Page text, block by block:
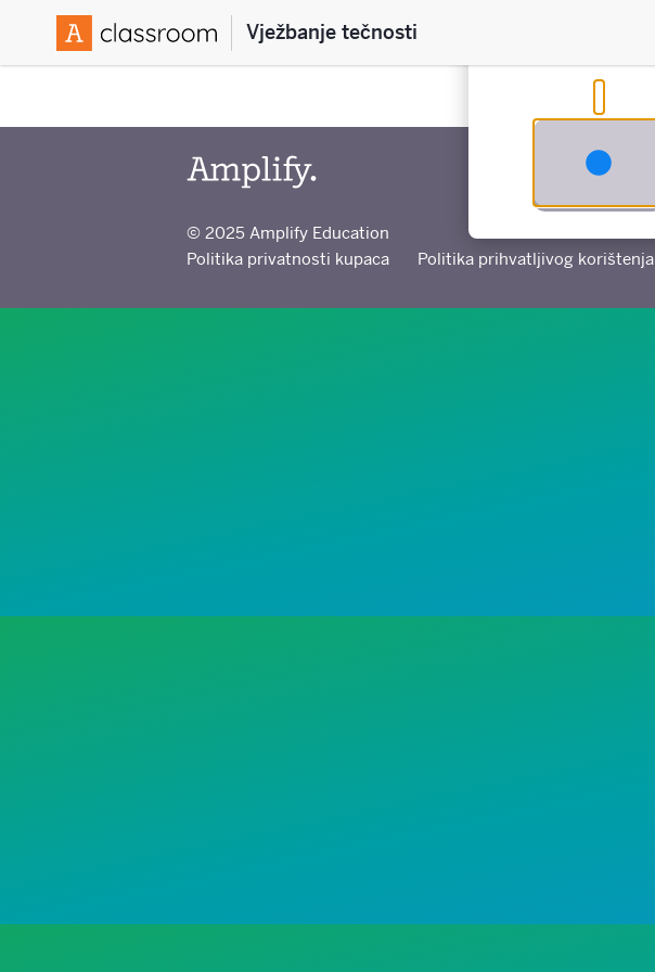
Vježbanje tečnosti
© 2025 Amplify Education
Politika privatnosti kupaca
Politika prihvatljivog korištenja